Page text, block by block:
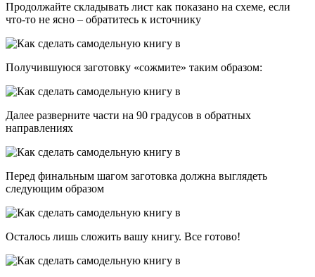
Продолжайте складывать лист как показано на схеме, если
что-то не ясно – обратитесь к источнику
Получившуюся заготовку «сожмите» таким образом:
Далее разверните части на 90 градусов в обратных
направлениях
Перед финальным шагом заготовка должна выглядеть
следующим образом
Осталось лишь сложить вашу книгу. Все готово!